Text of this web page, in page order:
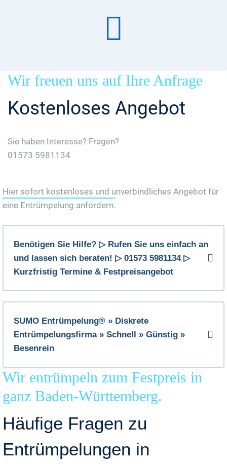
Wir freuen uns auf Ihre Anfrage
Kostenloses Angebot
Sie haben Interesse? Fragen?
01573 5981134
Hier sofort kostenloses und unverbindliches Angebot für
eine Entrümpelung anfordern.
Benötigen Sie Hilfe? ▷ Rufen Sie uns einfach an
und lassen sich beraten! ▷ 01573 5981134 ▷
Kurzfristig Termine & Festpreisangebot
SUMO Entrümpelung® » Diskrete
Entrümpelungsfirma » Schnell » Günstig »
Besenrein
Wir entrümpeln zum Festpreis in
ganz Baden-Württemberg.
Häufige Fragen zu
Entrümpelungen in